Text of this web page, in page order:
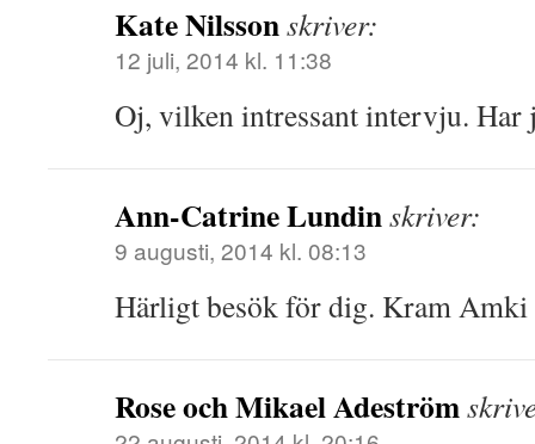
Kate Nilssonskriver:
12 juli, 2014 kl. 11:38
Oj, vilken intressant intervju. Har
Ann-Catrine Lundinskriver:
9 augusti, 2014 kl. 08:13
Härligt besök för dig. Kram Amki
Rose och Mikael Adeström